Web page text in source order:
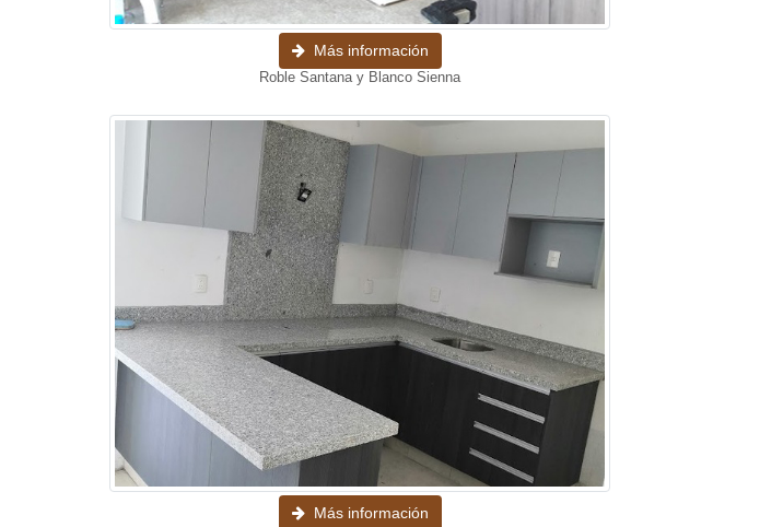
Más información
Roble Santana y Blanco Sienna
Más información